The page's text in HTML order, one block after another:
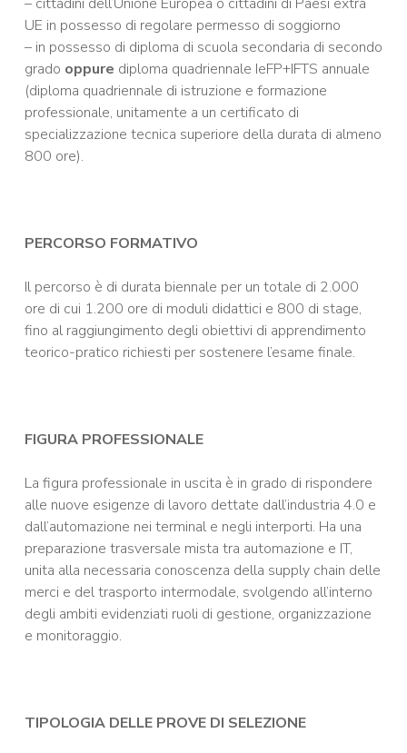
UE in possesso di regolare permesso di soggiorno
– in possesso di diploma di scuola secondaria di secondo
grado oppure diploma quadriennale IeFP+IFTS annuale
(diploma quadriennale di istruzione e formazione
professionale, unitamente a un certificato di
specializzazione tecnica superiore della durata di almeno
800 ore).
PERCORSO FORMATIVO
Il percorso è di durata biennale per un totale di 2.000
ore di cui 1.200 ore di moduli didattici e 800 di stage,
fino al raggiungimento degli obiettivi di apprendimento
teorico-pratico richiesti per sostenere l’esame finale.
FIGURA PROFESSIONALE
La figura professionale in uscita è in grado di rispondere
alle nuove esigenze di lavoro dettate dall’industria 4.0 e
dall’automazione nei terminal e negli interporti. Ha una
preparazione trasversale mista tra automazione e IT,
unita alla necessaria conoscenza della supply chain delle
merci e del trasporto intermodale, svolgendo all’interno
degli ambiti evidenziati ruoli di gestione, organizzazione
e monitoraggio.
TIPOLOGIA DELLE PROVE DI SELEZIONE